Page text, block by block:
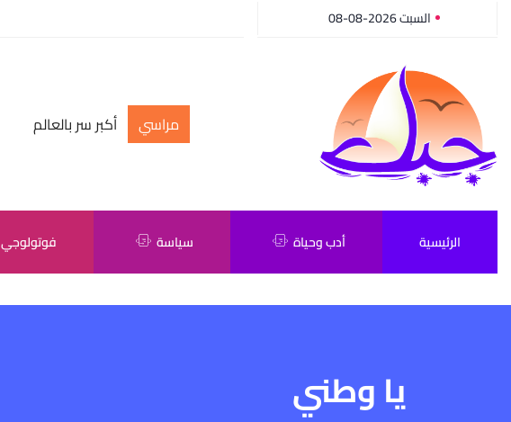
السبت 2026-08-08
مراسي أكبر سر بالعالم
الرئيسية أدب وحياة سياسة فوتولوجي
يا وطني